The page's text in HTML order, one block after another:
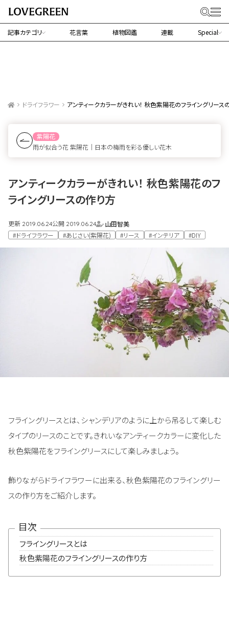
記事カテゴリ 花言葉 植物図鑑 連載 Special
ドライフラワー アンティークカラーがきれい！ 秋色紫陽花のフライングリース
紫陽花
雨が似合う花 紫陽花｜日本の梅雨を彩る優しい花木
アンティークカラーがきれい！ 秋色紫陽花のフ
ライングリースの作り方
更新 2019.06.24公開 2019.06.24
山田智美
#ドライフラワー
#あじさい(紫陽花) #リース #インテリア #DIY
フライングリースとは、シャンデリアのように上から吊るして楽しむ
タイプのリースのことです。きれいなアンティークカラーに変化した
秋色紫陽花をフライングリースにして楽しみましょう。
飾りながらドライフラワーに出来る、秋色紫陽花のフライングリー
スの作り方をご紹介します。
目次
フライングリースとは
秋色紫陽花のフライングリースの作り方